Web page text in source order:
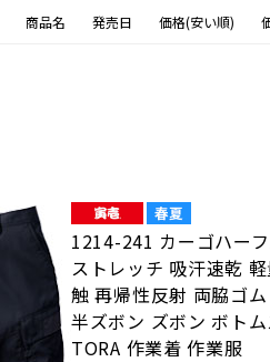
商品名 発売日 価格(安い順)
1214-241 カーゴハー
ストレッチ 吸汗速乾
触 再帰性反射 両脇ゴ
半ズボン ズボン ボト
TORA 作業着 作業服